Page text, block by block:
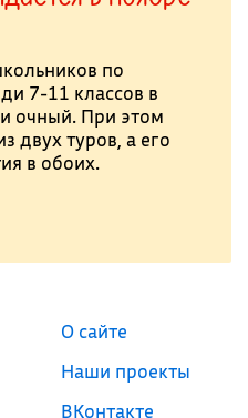
по
7-11 классов в
очный. При этом
двух туров, а его
в обоих.
О сайте
Наши проекты
ВКонтакте